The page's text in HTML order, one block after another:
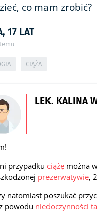
co mam zrobić?
17 LAT
CIĄŻA
LEK. KALINA
przypadku ciążę można
prezerwatywie,
natomiast poszukać
powodu niedoczynności